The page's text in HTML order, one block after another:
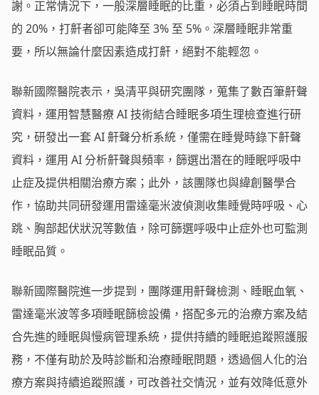
謝。正常情況下，一般深層睡眠的比重，必須占到睡眠時間
的 20%，打鼾者卻可能降至 3% 至 5%。深層睡眠非常重
要，所以無論什麼因素造成打鼾，絕對不能輕忽。
聯新國際醫院表示，吳清平與研究團隊，蒐集了數百筆鼾聲
資料，運用智慧醫療 AI 技術結合睡眠多項生理檢查進行研
究，研發出一套 AI 鼾聲分析系統，僅需在睡覺時錄下鼾聲
資料，運用 AI 分析鼾聲與頻率，篩選出潛在的睡眠呼吸中
止症及提供相關治療方案；此外，該團隊也與緯創醫學合
作，協助共同研發運用雷達毫米波偵測收集睡覺時呼吸、心
跳、胸部起伏狀況等數值，除可篩選呼吸中止症外也可監測
睡眠品質。
聯新國際醫院進一步提到，團隊運用鼾聲檢測、睡眠血氧、
雷達毫米波等多項睡眠篩檢設備，搭配多元的治療方案及結
合先進的睡眠與慢病管理系統，提供持續的睡眠追蹤照護服
務，不僅有助於及時診斷和治療睡眠問題，透過個人化的治
療方案與持續追蹤照護，可改善社交情況，並有效降低意外